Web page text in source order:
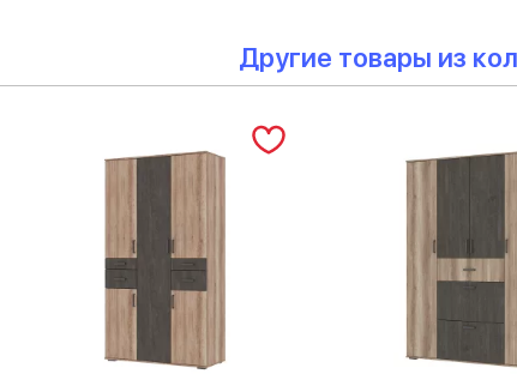
Другие товары из